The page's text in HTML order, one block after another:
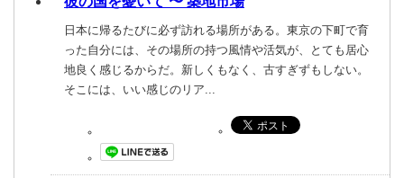
日本に帰るたびに必ず訪れる場所がある。東京の下町で育
った自分には、その場所の持つ風情や活気が、とても居心
地良く感じるからだ。新しくもなく、古すぎずもしない。
そこには、いい感じのリア...